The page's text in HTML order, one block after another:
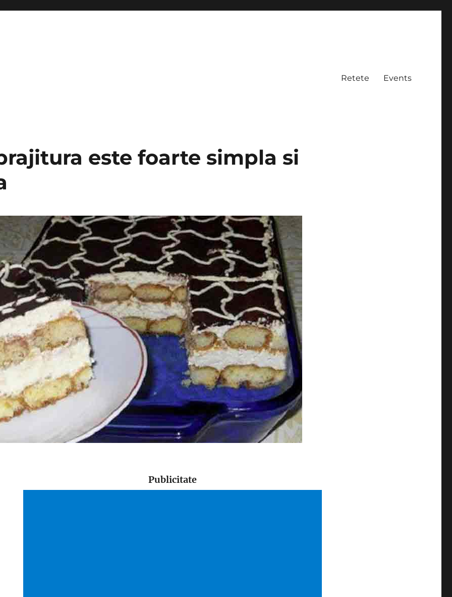
Retete Events
este foarte simpla si
Publicitate